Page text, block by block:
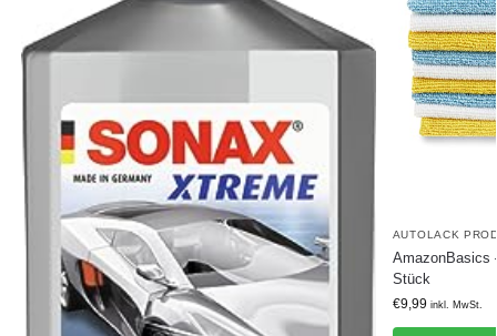
AUTOLACK
AmazonBasics
Stück
€9,99 inkl. MwSt.